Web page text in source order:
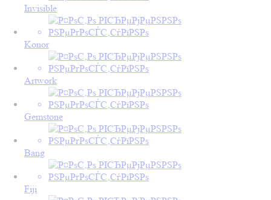
Invisible
Konor
Artwork
Gemstone
Bang
Fiji